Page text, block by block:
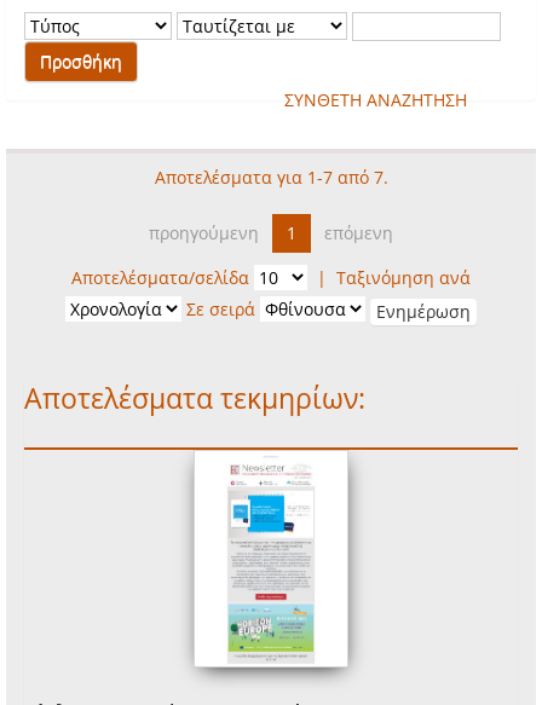
ΣΥΝΘΕΤΗ ΑΝΑΖΗΤΗΣΗ
Αποτελέσματα για 1-7 από 7.
προηγούμενη 1
επόμενη
Αποτελέσματα/σελίδα
| Ταξινόμηση ανά
Σε σειρά
Αποτελέσματα τεκμηρίων: